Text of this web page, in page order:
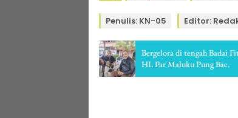
Penulis: KN-05 Editor:
Bergelora di tengah Badai
HL Par Maluku Pung Bae.